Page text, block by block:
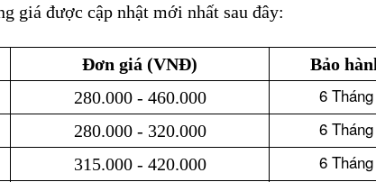
giá được cập nhật mới nhất sau đây:
Đơn giá (VNĐ)
Bảo
280.000 - 460.000 6 Tháng
280.000 - 320.000 6 Tháng
315.000 - 420.000 6 Tháng